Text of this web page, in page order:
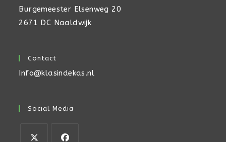
Burgemeester Elsenweg 20
2671 DC Naaldwijk
Contact
Info@klasindekas.nl
Social Media